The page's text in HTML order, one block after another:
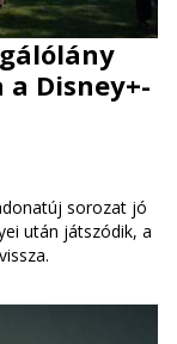
Disney+-
sorozat jó
után játszódik, a